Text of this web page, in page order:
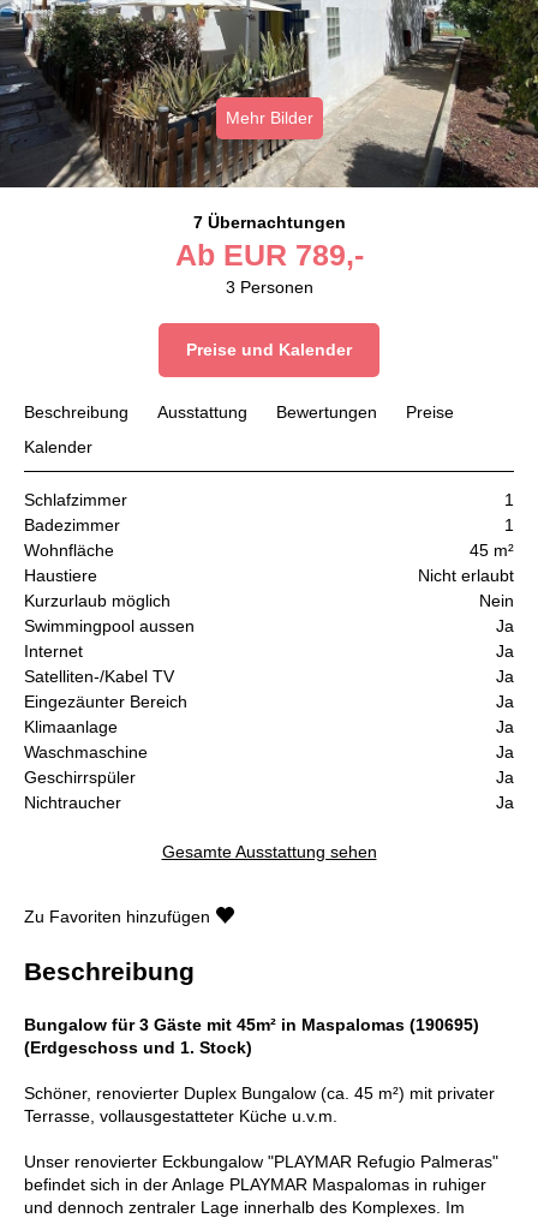
Mehr Bilder
7 Übernachtungen
Ab EUR 789,-
3 Personen
Preise und Kalender
Beschreibung Ausstattung Bewertungen
Preise
Kalender
Schlafzimmer
1
Badezimmer
1
Wohnfläche
45 m²
Haustiere
Nicht erlaubt
Kurzurlaub möglich
Nein
Swimmingpool aussen
Ja
Internet
Ja
Satelliten-/Kabel TV
Ja
Eingezäunter Bereich
Ja
Klimaanlage
Ja
Waschmaschine
Ja
Geschirrspüler
Ja
Nichtraucher
Ja
Gesamte Ausstattung sehen
Zu Favoriten hinzufügen
Beschreibung
Bungalow für 3 Gäste mit 45m² in Maspalomas (190695)
(Erdgeschoss und 1. Stock)
Schöner, renovierter Duplex Bungalow (ca. 45 m²) mit privater
Terrasse, vollausgestatteter Küche u.v.m.
Unser renovierter Eckbungalow "PLAYMAR Refugio Palmeras"
befindet sich in der Anlage PLAYMAR Maspalomas in ruhiger
und dennoch zentraler Lage innerhalb des Komplexes. Im